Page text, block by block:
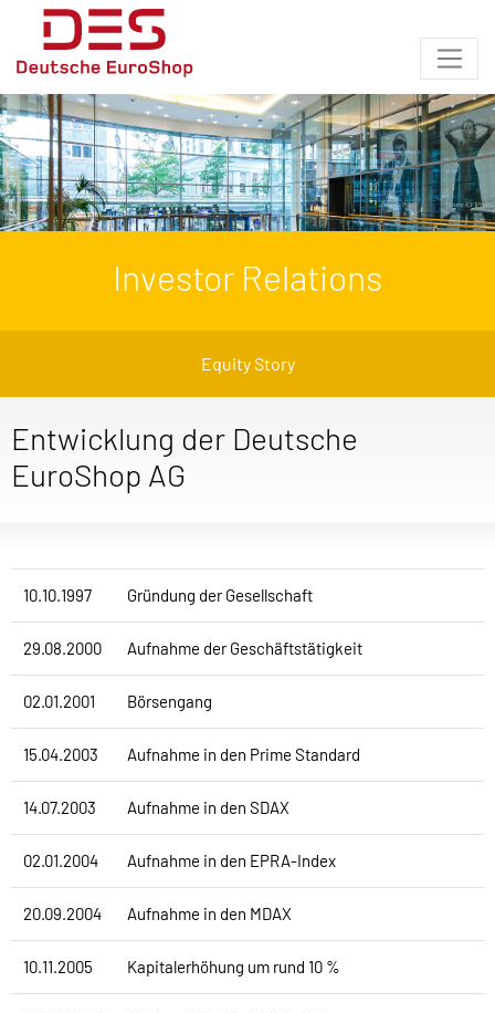
Investor Relations
Equity Story
Entwicklung der Deutsche
EuroShop AG
10.10.1997 Gründung der Gesellschaft
29.08.2000 Aufnahme der Geschäftstätigkeit
02.01.2001 Börsengang
15.04.2003 Aufnahme in den Prime Standard
14.07.2003 Aufnahme in den SDAX
02.01.2004 Aufnahme in den EPRA-Index
20.09.2004 Aufnahme in den MDAX
10.11.2005 Kapitalerhöhung um rund 10 %